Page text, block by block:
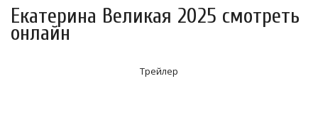
Екатерина Великая 2025 смотреть
онлайн
Трейлер